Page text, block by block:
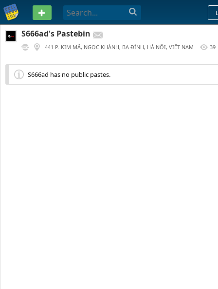
PASTEBIN
S666ad's Pastebin
441 P. KIM MÃ, NGỌC KHÁNH, BA ĐÌNH, HÀ NỘI, VIỆT NAM
39
S666ad has no public pastes.